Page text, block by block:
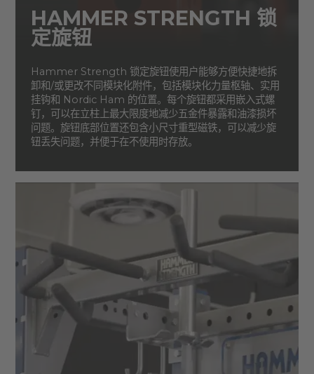
HAMMER STRENGTH 锁
定旋钮
Hammer Strength 锁定旋钮使用户能够方便快捷地拆
卸和/或更改不同模块化附件，包括模块化力量枢轴、实用
挂钩和 Nordic Ham 的位置。每个旋钮都采用嵌入式螺
钉，可以在立柱上最大限度地减少五金件暴露和油漆损坏
问题。旋钮底部位置还包含小尺寸重型磁铁，可以减少旋
钮丢失问题，并便于在不使用时存放。